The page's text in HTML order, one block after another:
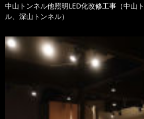
中山トンネル他照明LED化改修工事（中山
ル、深山トンネル）